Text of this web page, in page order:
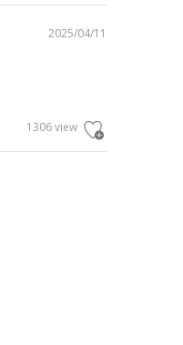
2025/04/11
1306 view